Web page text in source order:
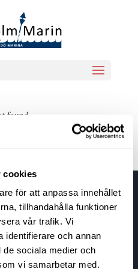
cookies
för att anpassa innehållet
tillhandahålla funktioner
vår trafik. Vi
identifierare och annan
de sociala medier och
vi samarbetar med.
found